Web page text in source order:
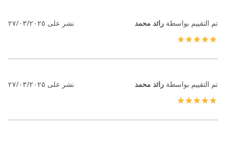
تم التقييم بواسطة رائد محمد نشر على ٢٧/٠٣/٢٠٢٥
تم التقييم بواسطة رائد محمد نشر على ٢٧/٠٣/٢٠٢٥